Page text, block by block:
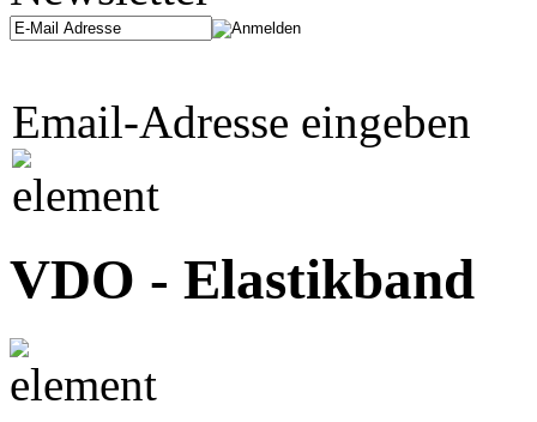
Email-Adresse eingeben
VDO - Elastikband